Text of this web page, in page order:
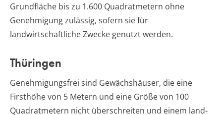
Grundfläche bis zu 1.600 Quadratmetern ohne
Genehmigung zulässig, sofern sie für
landwirtschaftliche Zwecke genutzt werden.
Thüringen
Genehmigungsfrei sind Gewächshäuser, die eine
Firsthöhe von 5 Metern und eine Größe von 100
Quadratmetern nicht überschreiten und einem land-